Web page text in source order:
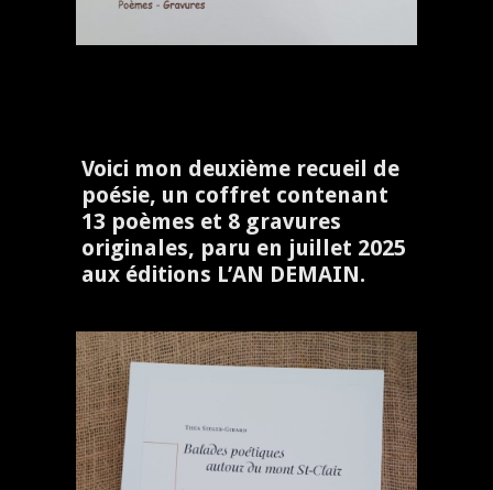
Voici mon deuxième recueil de
poésie, un coffret contenant
13 poèmes et 8 gravures
originales, paru en juillet 2025
aux éditions L’AN DEMAIN.